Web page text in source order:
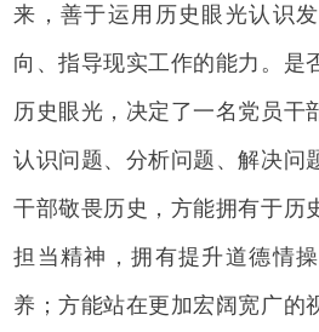
来，善于运用历史眼光认识
向、指导现实工作的能力。是
历史眼光，决定了一名党员干
认识问题、分析问题、解决问
干部敬畏历史，方能拥有于历
担当精神，拥有提升道德情
养；方能站在更加宏阔宽广的